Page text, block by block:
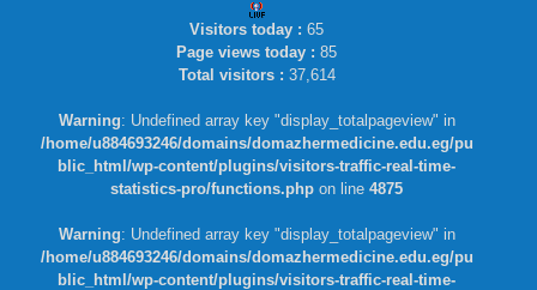
Visitors today : 65
Page views today : 85
Total visitors : 37,614
Warning: Undefined array key "display_totalpageview" in
/home/u884693246/domains/domazhermedicine.edu.eg/pu
blic_html/wp-content/plugins/visitors-traffic-real-time-
statistics-pro/functions.php on line 4875
Warning: Undefined array key "display_totalpageview" in
/home/u884693246/domains/domazhermedicine.edu.eg/pu
blic_html/wp-content/plugins/visitors-traffic-real-time-